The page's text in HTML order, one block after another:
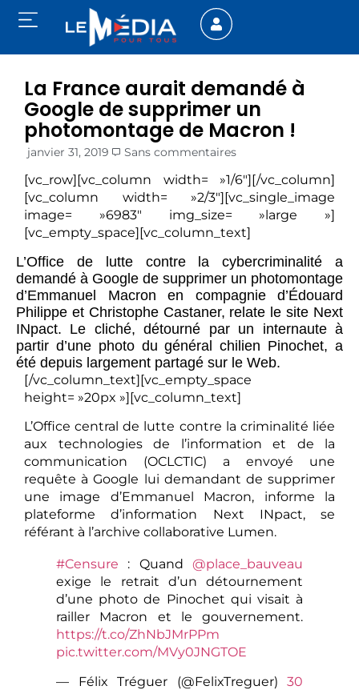
La France aurait demandé à
Google de supprimer un
photomontage de Macron !
janvier 31, 2019 Sans commentaires
[vc_row][vc_column width= »1/6″][/vc_column]
[vc_column width= »2/3″][vc_single_image
image= »6983″ img_size= »large »]
[vc_empty_space][vc_column_text]
L’Office de lutte contre la cybercriminalité a
demandé à Google de supprimer un photomontage
d’Emmanuel Macron en compagnie d’Édouard
Philippe et Christophe Castaner, relate le site Next
INpact. Le cliché, détourné par un internaute à
partir d’une photo du général chilien Pinochet, a
été depuis largement partagé sur le Web.
[/vc_column_text][vc_empty_space
height= »20px »][vc_column_text]
L’Office central de lutte contre la criminalité liée
aux technologies de l’information et de la
communication (OCLCTIC) a envoyé une
requête à Google lui demandant de supprimer
une image d’Emmanuel Macron, informe la
plateforme d’information Next INpact, se
référant à l’archive collaborative Lumen.
#Censure : Quand @place_bauveau
exige le retrait d’un détournement
d’une photo de Pinochet qui visait à
railler Macron et le gouvernement.
https://t.co/ZhNbJMrPPm
pic.twitter.com/MVy0JNGTOE
— Félix Tréguer (@FelixTreguer) 30